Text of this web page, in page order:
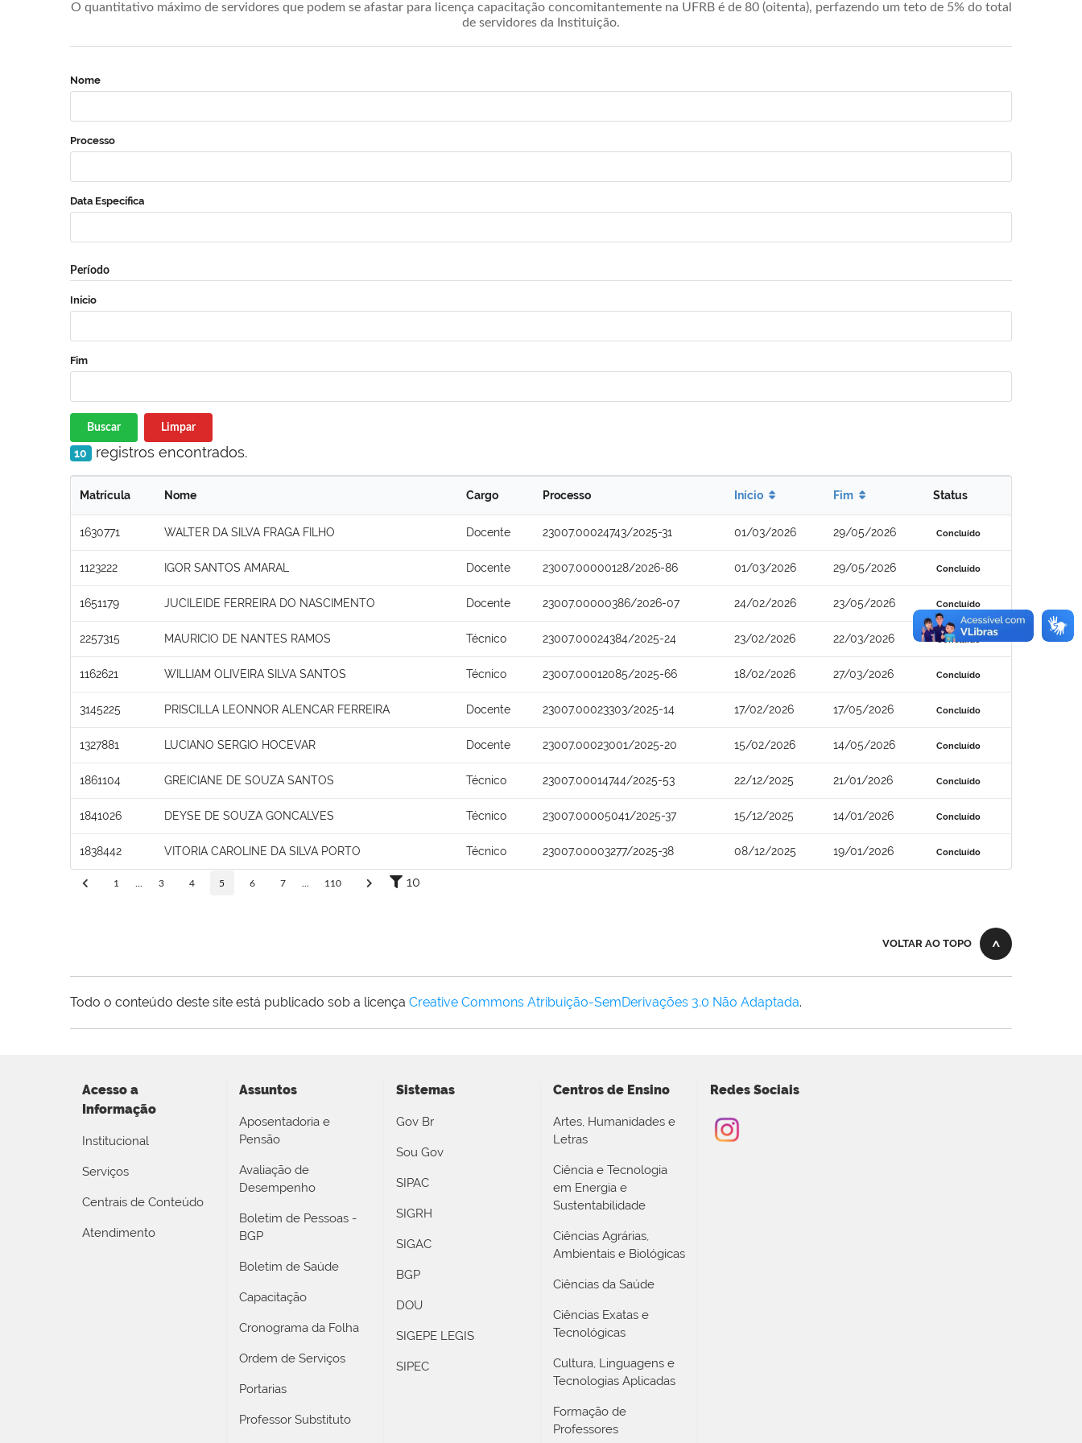
O quantitativo máximo de servidores que podem se afastar para licença capacitação concomitantemente na UFRB é de 80 (oitenta), perfazendo um teto de 5% do total
de servidores da Instituição.
Nome
Processo
Data Específica
Período
Início
Fim
Buscar Limpar
10 registros encontrados.
Matrícula Nome Cargo Processo Início Fim Status
1630771 WALTER DA SILVA FRAGA FILHO Docente 23007.00024743/2025-31 01/03/2026 29/05/2026 Concluído
1123222 IGOR SANTOS AMARAL Docente 23007.00000128/2026-86 01/03/2026 29/05/2026 Concluído
1651179 JUCILEIDE FERREIRA DO NASCIMENTO Docente 23007.00000386/2026-07 24/02/2026 23/05/2026 Concluído
2257315 MAURICIO DE NANTES RAMOS Técnico 23007.00024384/2025-24 23/02/2026 22/03/2026 Concluído
1162621 WILLIAM OLIVEIRA SILVA SANTOS Técnico 23007.00012085/2025-66 18/02/2026 27/03/2026 Concluído
3145225 PRISCILLA LEONNOR ALENCAR FERREIRA Docente 23007.00023303/2025-14 17/02/2026 17/05/2026 Concluído
1327881 LUCIANO SERGIO HOCEVAR Docente 23007.00023001/2025-20 15/02/2026 14/05/2026 Concluído
1861104 GREICIANE DE SOUZA SANTOS Técnico 23007.00014744/2025-53 22/12/2025 21/01/2026 Concluído
1841026 DEYSE DE SOUZA GONCALVES Técnico 23007.00005041/2025-37 15/12/2025 14/01/2026 Concluído
1838442 VITORIA CAROLINE DA SILVA PORTO Técnico 23007.00003277/2025-38 08/12/2025 19/01/2026 Concluído
1 3 4 5 6 7 110 10
VOLTAR AO TOPO
Todo o conteúdo deste site está publicado sob a licença Creative Commons Atribuição-SemDerivações 3.0 Não Adaptada.
Acesso a
Informação
Institucional
Serviços
Centrais de Conteúdo
Atendimento
Assuntos
Aposentadoria e
Pensão
Avaliação de
Desempenho
Boletim de Pessoas -
BGP
Boletim de Saúde
Capacitação
Cronograma da Folha
Ordem de Serviços
Portarias
Professor Substituto
Sistemas
Gov Br
Sou Gov
SIPAC
SIGRH
SIGAC
BGP
DOU
SIGEPE LEGIS
SIPEC
Centros de Ensino
Artes, Humanidades e
Letras
Ciência e Tecnologia
em Energia e
Sustentabilidade
Ciências Agrárias,
Ambientais e Biológicas
Ciências da Saúde
Ciências Exatas e
Tecnológicas
Cultura, Linguagens e
Tecnologias Aplicadas
Formação de
Professores
Redes Sociais